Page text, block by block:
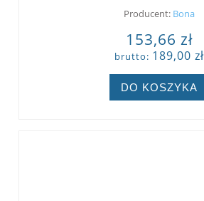
Producent: Bona
153,66 zł
brutto: 189,00 zł
DO KOSZYKA